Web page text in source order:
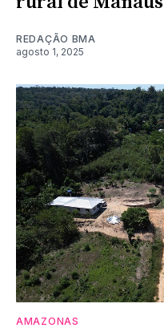
REDAÇÃO BMA
agosto 1, 2025
AMAZONAS